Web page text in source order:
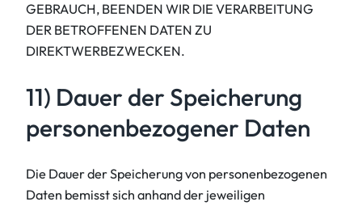
GEBRAUCH, BEENDEN WIR DIE VERARBEITUNG
DER BETROFFENEN DATEN ZU
DIREKTWERBEZWECKEN.
11) Dauer der Speicherung
personenbezogener Daten
Die Dauer der Speicherung von personenbezogenen
Daten bemisst sich anhand der jeweiligen